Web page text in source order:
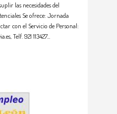
las necesidades del
Se ofrece: Jornada
con el Servicio de Personal:
Telf. 921 113427